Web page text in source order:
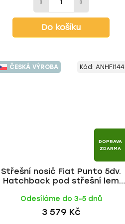
Do košíku
ČESKÁ VÝROBA
DOPRAVA
ZDARMA
Střešní nosič Fiat Punto 5dv.
Hatchback pod střešní lem
Odesíláme do 3-5 dnů
3 579 Kč
Kód: ANHFI144